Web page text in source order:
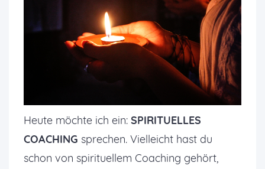
Heute möchte ich ein: SPIRITUELLES
COACHING sprechen. Vielleicht hast du
schon von spirituellem Coaching gehört,